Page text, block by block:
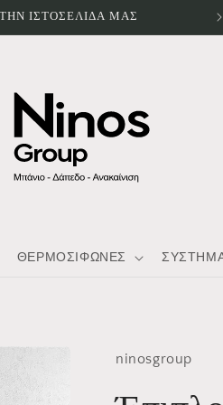
OUR STORE
ΘΕΡΜΟΣΙΦΩΝΕΣ
ninosgroup